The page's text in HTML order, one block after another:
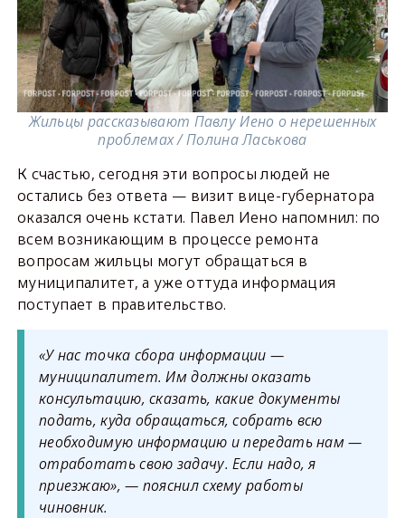
Жильцы рассказывают Павлу Иено о нерешенных
проблемах / Полина Ласькова
К счастью, сегодня эти вопросы людей не
остались без ответа — визит вице-губернатора
оказался очень кстати. Павел Иено напомнил: по
всем возникающим в процессе ремонта
вопросам жильцы могут обращаться в
муниципалитет, а уже оттуда информация
поступает в правительство.
«У нас точка сбора информации —
муниципалитет. Им должны оказать
консультацию, сказать, какие документы
подать, куда обращаться, собрать всю
необходимую информацию и передать нам —
отработать свою задачу. Если надо, я
приезжаю», — пояснил схему работы
чиновник.